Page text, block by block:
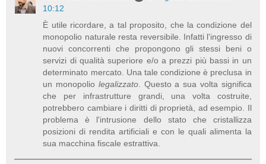
10:12
È utile ricordare, a tal proposito, che la condizione del
monopolio naturale resta reversibile. Infatti l'ingresso di
nuovi concorrenti che propongono gli stessi beni o
servizi di qualità superiore e/o a prezzi più bassi in un
determinato mercato. Una tale condizione è preclusa in
un monopolio legalizzato. Questo a sua volta significa
che per infrastrutture grandi, una volta costruite,
potrebbero cambiare i diritti di proprietà, ad esempio. Il
problema è l'intrusione dello stato che cristallizza
posizioni di rendita artificiali e con le quali alimenta la
sua macchina fiscale estrattiva.